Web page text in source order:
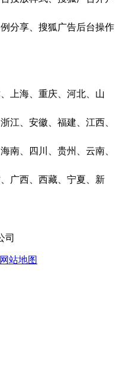
分享、搜狐广告后台操作
上海、重庆、河北、山
江、安徽、福建、江西、
南、四川、贵州、云南、
广西、西藏、宁夏、新
司
网站地图